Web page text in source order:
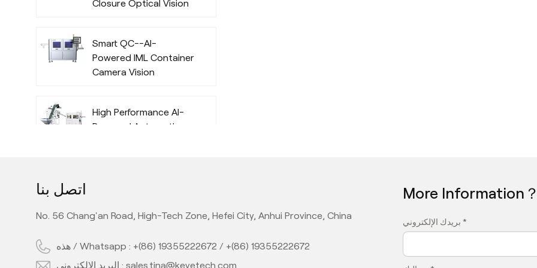
Closure Optical Vision
Algorithm
Smart QC--AI-
Powered IML Container
Camera Vision
Algorithm
High Performance AI-
Powered Automatic
Machine with AI
High Performance Inline
AI PE Bottle Quality
اتصل بنا
No. 56 Chang'an Road, High-Tech Zone, Hefei City, Anhui Province, China
هذه / Whatsapp : +(86) 19355222672 / +(86) 19355222672
البريد الإلكتروني :sales.tina@keyetech.com
More Information？
بريدك الإلكتروني *